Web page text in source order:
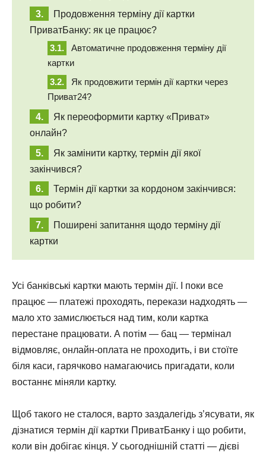
Продовження терміну дії картки
ПриватБанку: як це працює?
Автоматичне продовження терміну дії
картки
Як продовжити термін дії картки через
Приват24?
Як переоформити картку «Приват»
онлайн?
Як замінити картку, термін дії якої
закінчився?
Термін дії картки за кордоном закінчився:
що робити?
Поширені запитання щодо терміну дії
картки
Усі банківські картки мають термін дії. І поки все
працює — платежі проходять, перекази надходять —
мало хто замислюється над тим, коли картка
перестане працювати. А потім — бац — термінал
відмовляє, онлайн-оплата не проходить, і ви стоїте
біля каси, гарячково намагаючись пригадати, коли
востаннє міняли картку.
Щоб такого не сталося, варто заздалегідь з’ясувати, як
дізнатися термін дії картки ПриватБанку і що робити,
коли він добігає кінця. У сьогоднішній статті — дієві